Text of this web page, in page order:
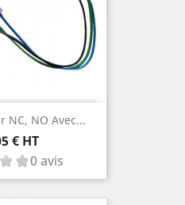
NC, NO Avec...
€ HT
0 avis